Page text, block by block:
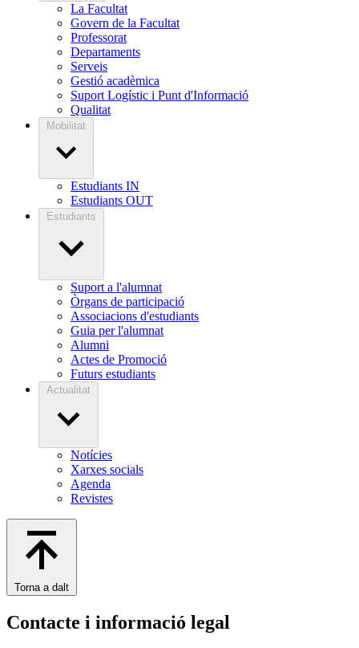
La Facultat
Govern de la Facultat
Professorat
Departaments
Serveis
Gestió acadèmica
Suport Logístic i Punt d'Informació
Qualitat
Mobilitat
Estudiants IN
Estudiants OUT
Estudiants
Suport a l'alumnat
Òrgans de participació
Associacions d'estudiants
Guia per l'alumnat
Alumni
Actes de Promoció
Futurs estudiants
Actualitat
Notícies
Xarxes socials
Agenda
Revistes
Torna a dalt
Contacte i informació legal